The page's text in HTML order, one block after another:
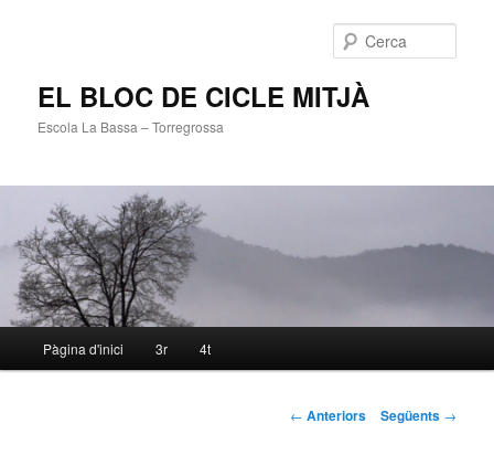
EL BLOC DE CICLE MITJÀ
Escola La Bassa – Torregrossa
Aneu
Pàgina d'inici 3r 4t
Navegació
← Anteriors Següents →